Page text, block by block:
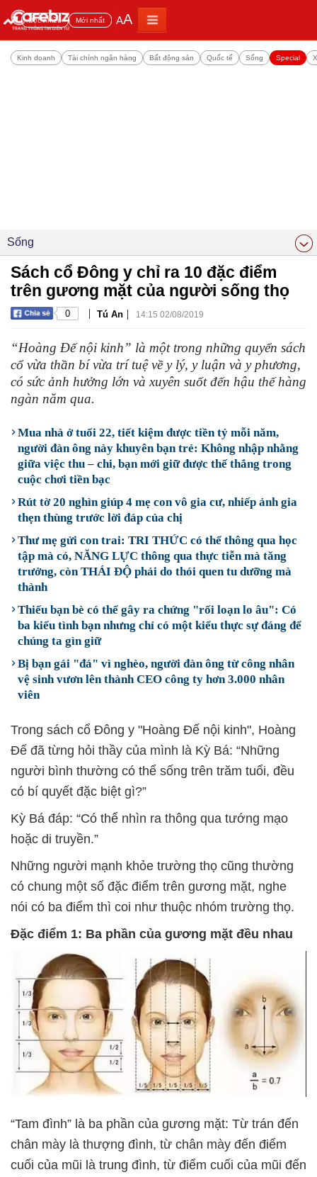
Đọc nhiều Mới nhất AA
Kinh doanh Tài chính ngân hàng Bất động sản Quốc tế Sống Special
Sống
Sách cổ Đông y chỉ ra 10 đặc điểm
trên gương mặt của người sống thọ
0 | Tú An | 14:15 02/08/2019
“Hoàng Đế nội kinh” là một trong những quyển sách
cổ vừa thần bí vừa trí tuệ về y lý, y luận và y phương,
có sức ảnh hưởng lớn và xuyên suốt đến hậu thế hàng
ngàn năm qua.
Mua nhà ở tuổi 22, tiết kiệm được tiền tỷ mỗi năm,
người đàn ông này khuyên bạn trẻ: Không nhập nhằng
giữa việc thu – chi, bạn mới giữ được thế thắng trong
cuộc chơi tiền bạc
Rút tờ 20 nghìn giúp 4 mẹ con vô gia cư, nhiếp ảnh gia
thẹn thùng trước lời đáp của chị
Thư mẹ gửi con trai: TRI THỨC có thể thông qua học
tập mà có, NĂNG LỰC thông qua thực tiễn mà tăng
trưởng, còn THÁI ĐỘ phải do thói quen tu dưỡng mà
thành
Thiếu bạn bè có thể gây ra chứng "rối loạn lo âu": Có
ba kiểu tình bạn nhưng chỉ có một kiểu thực sự đáng để
chúng ta gìn giữ
Bị bạn gái "đá" vì nghèo, người đàn ông từ công nhân
vệ sinh vươn lên thành CEO công ty hơn 3.000 nhân
viên
Trong sách cổ Đông y "Hoàng Đế nội kinh", Hoàng
Đế đã từng hỏi thầy của mình là Kỳ Bá: “Những
người bình thường có thể sống trên trăm tuổi, đều
có bí quyết đặc biệt gì?”
Kỳ Bá đáp: “Có thể nhìn ra thông qua tướng mạo
hoặc di truyền.”
Những người mạnh khỏe trường thọ cũng thường
có chung một số đặc điểm trên gương mặt, nghe
nói có ba điểm thì coi như thuộc nhóm trường thọ.
Đặc điểm 1: Ba phần của gương mặt đều nhau
“Tam đình” là ba phần của gương mặt: Từ trán đến
chân mày là thượng đình, từ chân mày đến điểm
cuối của mũi là trung đình, từ điểm cuối của mũi đến